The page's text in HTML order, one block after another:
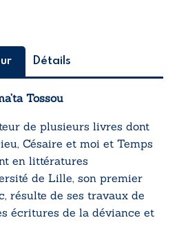
Détails
Tossou
de plusieurs livres dont
, Césaire et moi et Temps
en littératures
de Lille, son premier
résulte de ses travaux de
écritures de la déviance et